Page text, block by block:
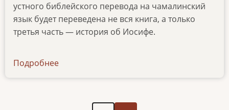
устного библейского перевода на чамалинский
язык будет переведена не вся книга, а только
третья часть — история об Иосифе.
Подробнее